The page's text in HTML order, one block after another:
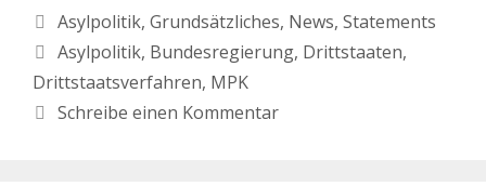
Asylpolitik, Grundsätzliches, News, Statements
Asylpolitik, Bundesregierung, Drittstaaten,
Drittstaatsverfahren, MPK
Schreibe einen Kommentar